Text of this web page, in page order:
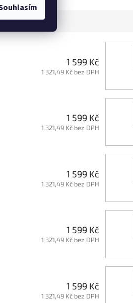
1 599 Kč
1 321,49 Kč bez DPH
1 599 Kč
1 321,49 Kč bez DPH
1 599 Kč
1 321,49 Kč bez DPH
1 599 Kč
1 321,49 Kč bez DPH
1 599 Kč
1 321,49 Kč bez DPH